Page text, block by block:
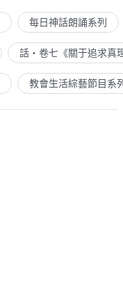
每日神話朗誦系列
話・卷七《關于追求真
教會生活綜藝節目系